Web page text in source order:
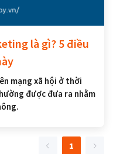
là gì? 5 điều
mạng xã hội ở thời
được đưa ra nhằm
1